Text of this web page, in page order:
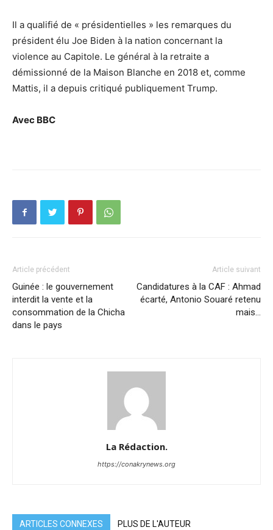
Il a qualifié de « présidentielles » les remarques du
président élu Joe Biden à la nation concernant la
violence au Capitole. Le général à la retraite a
démissionné de la Maison Blanche en 2018 et, comme
Mattis, il a depuis critiqué publiquement Trump.
Avec BBC
Article précédent
Guinée : le gouvernement
interdit la vente et la
consommation de la Chicha
dans le pays
Article suivant
Candidatures à la CAF : Ahmad
écarté, Antonio Souaré retenu
mais…
La Rédaction.
https://conakrynews.org
ARTICLES CONNEXES PLUS DE L'AUTEUR